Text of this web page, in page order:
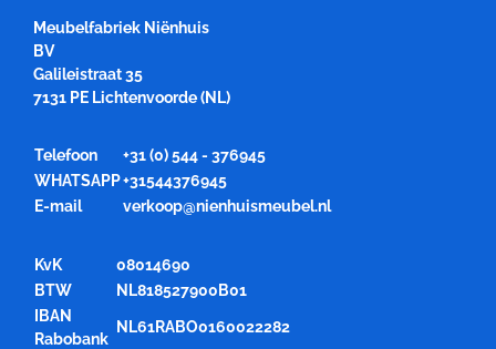
Meubelfabriek Niënhuis
BV
Galileistraat 35
7131 PE Lichtenvoorde (NL)
Telefoon
+31 (0) 544 - 376945
WHATSAPP+31544376945
E-mail
verkoop@nienhuismeubel.nl
KvK
08014690
BTW
NL818527900B01
IBAN
Rabobank
NL61RABO0160022282